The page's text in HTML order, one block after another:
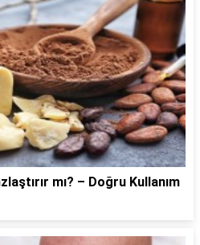
mı? – Doğru Kullanım